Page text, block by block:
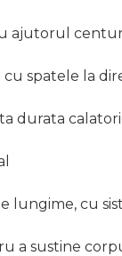
ajutorul
spatele la
durata
lungime, cu
a sustine